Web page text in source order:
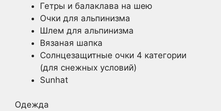
Гетры и балаклава на шею
Очки для альпинизма
Шлем для альпинизма
Вязаная шапка
Солнцезащитные очки 4 категории
(для снежных условий)
Sunhat
Одежда